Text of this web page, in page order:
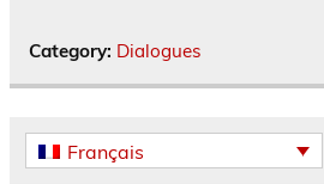
Category: Dialogues
Français